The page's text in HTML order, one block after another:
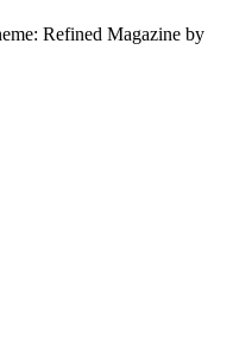
Refined Magazine by